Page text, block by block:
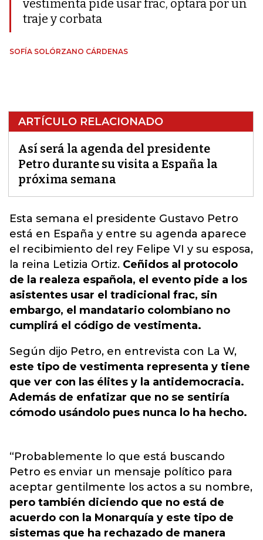
vestimenta pide usar frac, optará por un
traje y corbata
SOFÍA SOLÓRZANO CÁRDENAS
ARTÍCULO RELACIONADO
Así será la agenda del presidente
Petro durante su visita a España la
próxima semana
Esta semana el presidente Gustavo Petro
está en España y entre su agenda aparece
el recibimiento del rey Felipe VI y su esposa,
la reina Letizia Ortiz. Ceñidos al protocolo
de la realeza española, el evento pide a los
asistentes usar el tradicional frac, sin
embargo, el mandatario colombiano no
cumplirá el código de vestimenta.
Según dijo Petro, en entrevista con La W,
este tipo de vestimenta representa y tiene
que ver con las élites y la antidemocracia.
Además de enfatizar que no se sentiría
cómodo usándolo pues nunca lo ha hecho.
“Probablemente lo que está buscando
Petro es enviar un mensaje político para
aceptar gentilmente los actos a su nombre,
pero también diciendo que no está de
acuerdo con la Monarquía y este tipo de
sistemas que ha rechazado de manera